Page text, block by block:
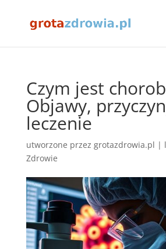
Czym jest
Objawy,
leczenie
utworzone przez grotazdrowia.pl |
Zdrowie